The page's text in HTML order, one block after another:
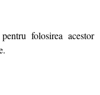
folosirea acestor